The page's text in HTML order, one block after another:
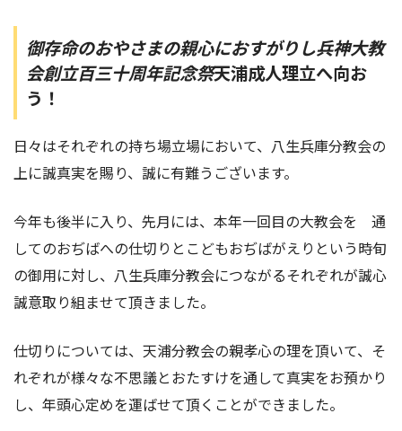
御存命のおやさまの親心におすがりし兵神大教
会創立百三十周年記念祭天浦成人理立へ向お
う！
日々はそれぞれの持ち場立場において、八生兵庫分教会の
上に誠真実を賜り、誠に有難うございます。
今年も後半に入り、先月には、本年一回目の大教会を 通
してのおぢばへの仕切りとこどもおぢばがえりという時旬
の御用に対し、八生兵庫分教会につながるそれぞれが誠心
誠意取り組ませて頂きました。
仕切りについては、天浦分教会の親孝心の理を頂いて、そ
れぞれが様々な不思議とおたすけを通して真実をお預かり
し、年頭心定めを運ばせて頂くことができました。